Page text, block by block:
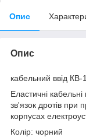
Опис
Опис
кабельний ввід
Еластичні
зв'язок дротів при
корпусах
Колір: чорний